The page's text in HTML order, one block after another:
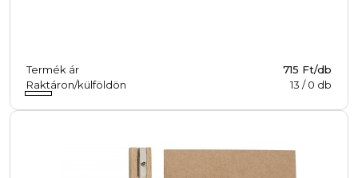
Termék ár
715 Ft/db
Raktáron/külföldön
13 /0 db